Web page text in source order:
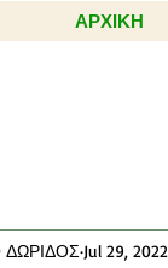
ΑΡΧΙΚΗ
ΔΩΡΙΔΟΣ Jul 29, 2022